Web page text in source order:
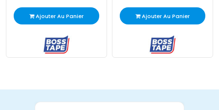
Ajouter Au Panier Ajouter Au Panier